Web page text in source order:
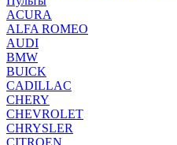
ACURA
ALFA ROMEO
AUDI
BMW
BUICK
CADILLAC
CHERY
CHEVROLET
CHRYSLER
CITROEN